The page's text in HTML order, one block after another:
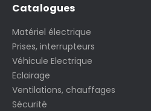
Catalogues
Matériel électrique
Prises, interrupteurs
Véhicule Electrique
Eclairage
Ventilations, chauffages
Sécurité